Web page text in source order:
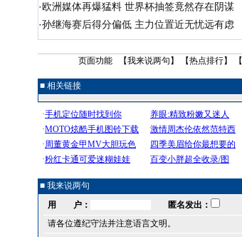
·欧洲媒体再爆猛料 世界杯抽签竟然存在阴谋
·孙继海赛后得分偏低 主力位置近无忧远有虑
页面功能 【我来说两句 】 【热点排行】 【
■ 相关链接
■ 我来说两句
用 户：
匿名发出：
请各位遵纪守法并注意语言文明。